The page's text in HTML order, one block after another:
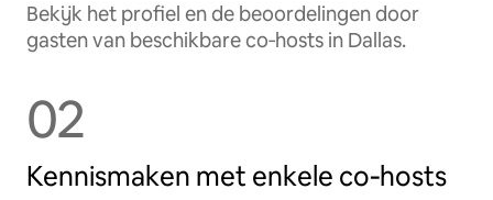
Bekijk het profiel en de beoordelingen door
gasten van beschikbare co‑hosts in Dallas.
02
Kennismaken met enkele co‑hosts